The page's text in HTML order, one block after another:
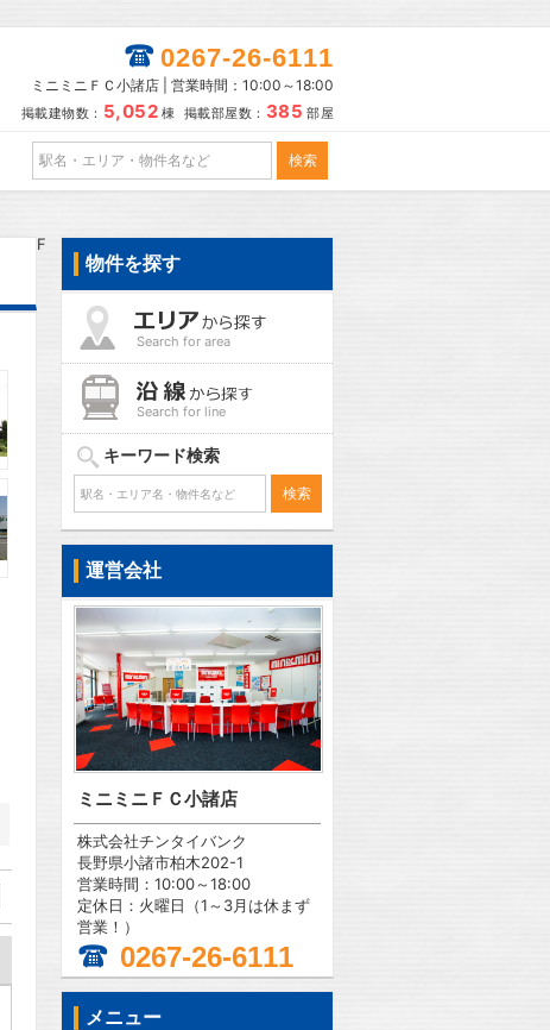
0267-26-6111
ミニミニＦＣ小諸店 | 営業時間：10:00～18:00
掲載建物数： 5,052 棟 掲載部屋数： 385 部屋
F
物件を探す
Search for area
Search for line
キーワード検索
運営会社
ミニミニＦＣ小諸店
株式会社チンタイバンク
長野県小諸市柏木202-1
営業時間：10:00～18:00
定休日：火曜日（1～3月は休まず
営業！）
0267-26-6111
メニュー